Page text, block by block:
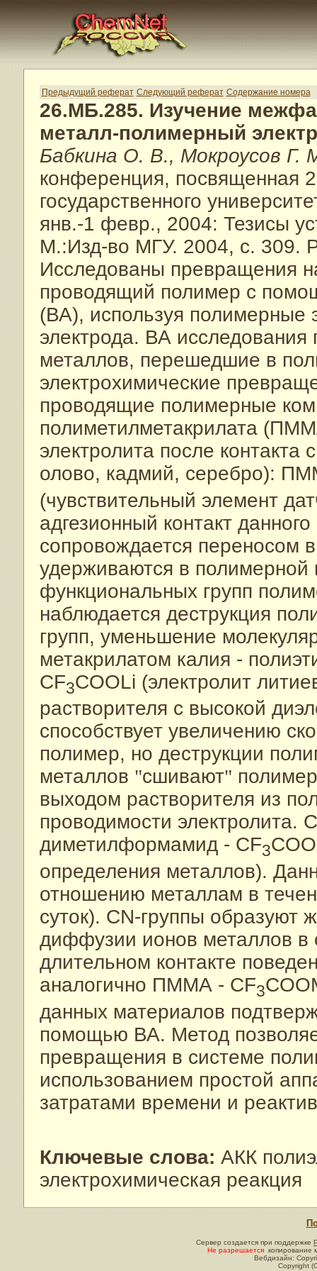
Предыдущий реферат Следующий реферат Содержание номера
26.МБ.285. Изучение
металл-полимерный
Бабкина О. В., Мокроусов Г.
конференция, посвященная
государственного
янв.-1 февр., 2004: Тезисы
М.:Изд-во МГУ. 2004, с. 309.
Исследованы превращения
проводящий полимер с
(ВА), используя полимерные
электрода. ВА
металлов, перешедшие в
электрохимические
проводящие полимерные
полиметилметакрилата
электролита после
олово, кадмий, серебро):
(чувствительный элемент
адгезионный контакт
сопровождается переносом
удерживаются в полимерной
функциональных групп
наблюдается деструкция
групп, уменьшение
метакрилатом калия -
CF3COOLi (электролит
растворителя с высокой
способствует увеличению
полимер, но деструкции
металлов "сшивают"
выходом растворителя из
проводимости
диметилформамид - CF3
определения металлов).
отношению металлам в
суток). CN-группы образуют
диффузии ионов металлов
длительном контакте
аналогично ПММА - CF3
данных материалов
помощью ВА. Метод
превращения в системе
использованием простой
затратами времени и
Ключевые слова: АКК
электрохимическая реакция
Сервер создается при поддержке
Не разрешается копирование
Вебдизайн:
Copyright